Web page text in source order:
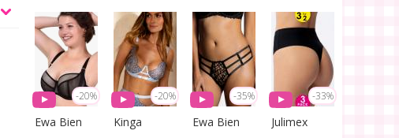
-20%
Ewa Bien
-20%
Kinga
-35%
Ewa Bien
-33%
Julimex